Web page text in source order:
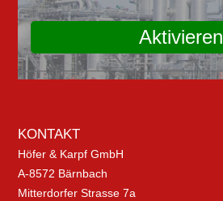
Aktivieren
KONTAKT
Höfer & Karpf GmbH
A-8572 Bärnbach
Mitterdorfer Strasse 7a